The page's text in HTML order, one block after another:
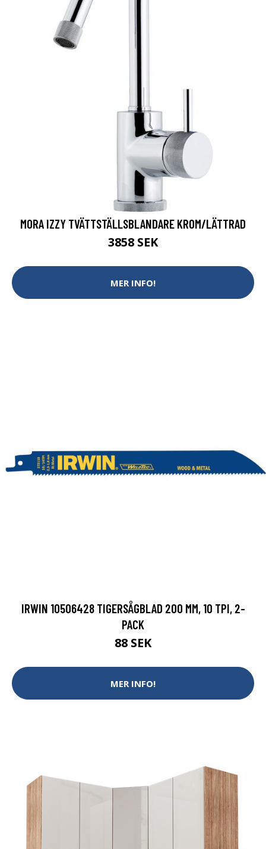
MORA IZZY TVÄTTSTÄLLSBLANDARE KROM/LÄTTRAD
3858 SEK
MER INFO!
IRWIN 10506428 TIGERSÅGBLAD 200 MM, 10 TPI, 2-
PACK
88 SEK
MER INFO!